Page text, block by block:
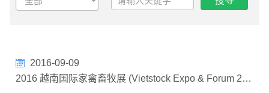
水产
TW
2016 越南国际家禽畜牧展 (Vietstock Expo & Forum 2016)
2016-09-09